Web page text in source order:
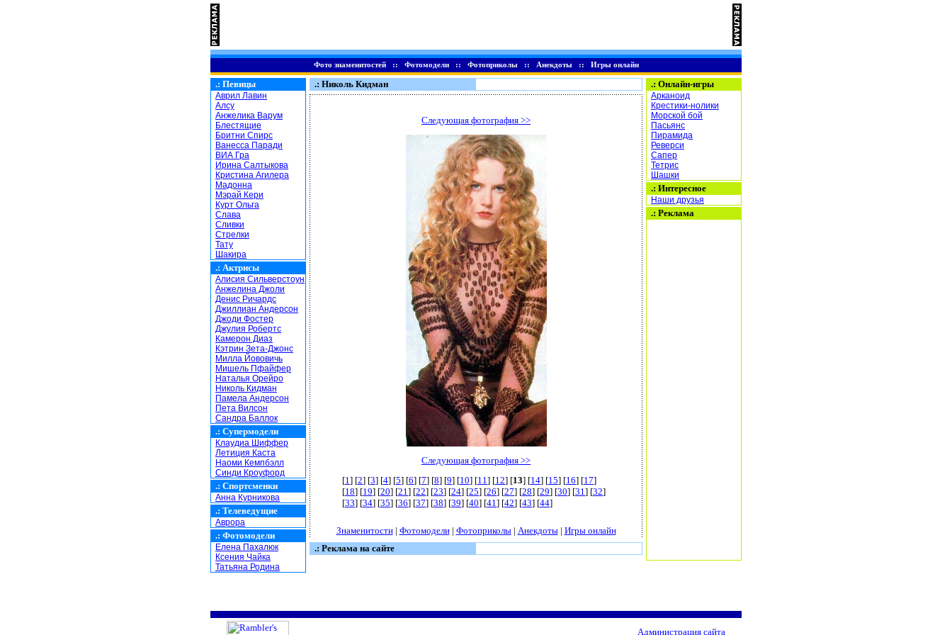
Фото знаменитостей:: Фотомодели:: Фотоприколы:: Анекдоты:: Игры онлайн
.: Певицы
Аврил Лавин
Алсу
Анжелика Варум
Блестящие
Бритни Спирс
Ванесса Паради
ВИА Гра
Ирина Салтыкова
Кристина Агилера
Мадонна
Мэрай Кери
Курт Ольга
Слава
Сливки
Стрелки
Тату
Шакира
.: Актрисы
Алисия Сильверстоун
Анжелина Джоли
Денис Ричардс
Джиллиан Андерсон
Джоди Фостер
Джулия Робертс
Камерон Диаз
Кэтрин Зета-Джонс
Милла Йововичь
Мишель Пфайфер
Наталья Орейро
Николь Кидман
Памела Андерсон
Пета Вилсон
Сандра Баллок
.: Супермодели
Клаудиа Шиффер
Летиция Каста
Наоми Кемпбэлл
Синди Кроуфорд
.: Спортсменки
Анна Курникова
.: Телеведущие
Аврора
.: Фотомодели
Елена Пахалюк
Ксения Чайка
Татьяна Родина
.: Николь Кидман
Следующая фотография >>
Следующая фотография >>
[1] [2] [3] [4] [5] [6] [7] [8] [9] [10] [11] [12] [13] [14] [15] [16] [17]
[18] [19] [20] [21] [22] [23] [24] [25] [26] [27] [28] [29] [30] [31] [32]
[33] [34] [35] [36] [37] [38] [39] [40] [41] [42] [43] [44]
Знаменитости| Фотомодели| Фотоприколы| Анекдоты| Игры онлайн
.: Реклама на сайте
.: Онлайн-игры
Арканоид
Крестики-нолики
Морской бой
Пасьянс
Пирамида
Реверси
Сапер
Тетрис
Шашки
.: Интересное
Наши друзья
.: Реклама
Администрация сайта